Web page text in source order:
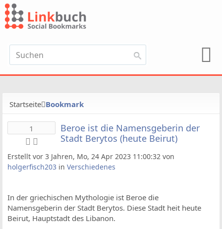
Startseite Bookmark
1
Beroe ist die Namensgeberin der
Stadt Berytos (heute Beirut)
Erstellt vor 3 Jahren, Mo, 24 Apr 2023 11:00:32 von
holgerfisch203 in Verschiedenes
In der griechischen Mythologie ist Beroe die
Namensgeberin der Stadt Berytos. Diese Stadt heit heute
Beirut, Hauptstadt des Libanon.